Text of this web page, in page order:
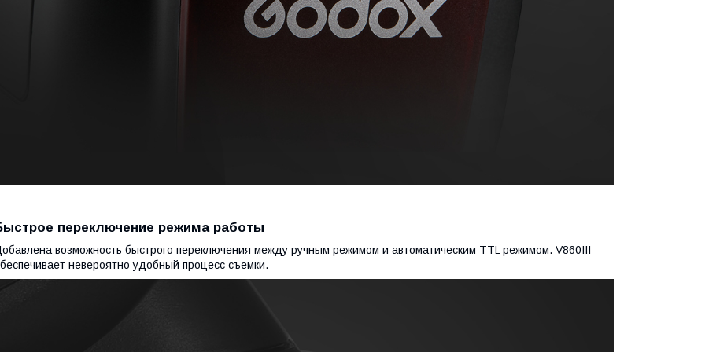
переключение режима работы
возможность быстрого переключения между ручным режимом и автоматическим TTL режимом. V860III
невероятно удобный процесс съемки.